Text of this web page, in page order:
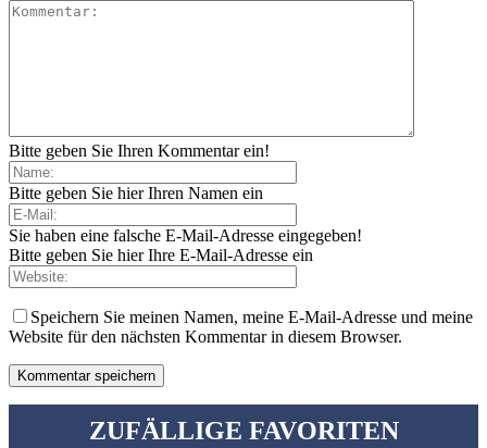
Bitte geben Sie Ihren Kommentar ein!
Bitte geben Sie hier Ihren Namen ein
Sie haben eine falsche E-Mail-Adresse eingegeben!
Bitte geben Sie hier Ihre E-Mail-Adresse ein
Speichern Sie meinen Namen, meine E-Mail-Adresse und meine
Website für den nächsten Kommentar in diesem Browser.
ZUFÄLLIGE FAVORITEN